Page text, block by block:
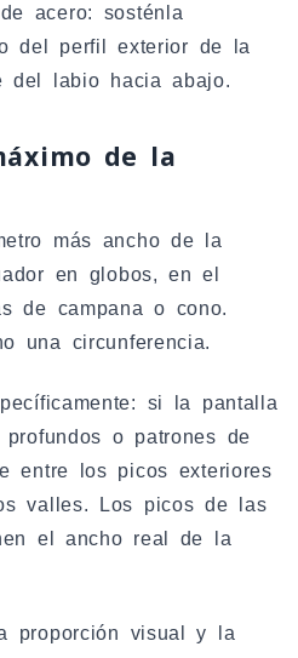
acero: sosténla
del perfil exterior de la
del labio hacia abajo.
de la
más ancho de la
en globos, en el
de campana o cono.
una circunferencia.
si la pantalla
o patrones de
entre los picos exteriores
valles. Los picos de las
el ancho real de la
proporción visual y la